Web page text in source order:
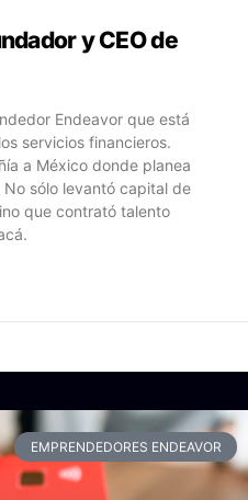
y CEO de
Endeavor que está
servicios financieros.
a México donde planea
sólo levantó capital de
que contrató talento
EMPRENDEDORES ENDEAVOR